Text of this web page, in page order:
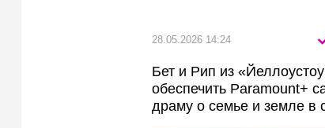
28.05.2026 14:24
Бет и Рип из
обеспечить Paramount+
драму о семье и земле